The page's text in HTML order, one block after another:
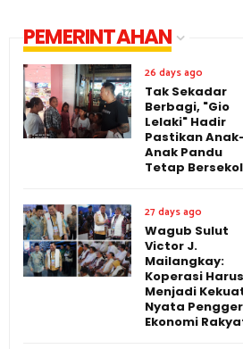
PEMERINTAHAN
26 days ago
Tak Sekadar
Berbagi, "Gio
Lelaki" Hadir
Pastikan
Anak Pandu
Tetap
27 days ago
Wagub Sulut
Victor J.
Mailangkay:
Koperasi Harus
Menjadi
Nyata
Ekonomi